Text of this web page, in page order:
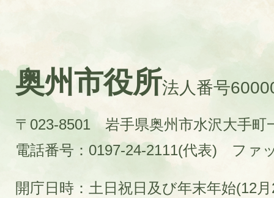
奥州市役所法人番号
〒023-8501 岩手県奥州市水沢大手町
電話番号：0197-24-2111(代表)
ファ
開庁日時：土日祝日及び年末年始(12